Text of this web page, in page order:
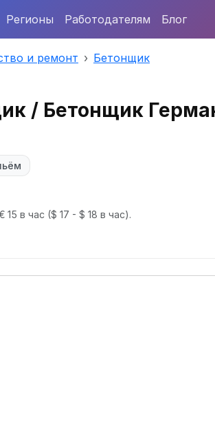
Регионы Работодателям Блог
и ремонт Бетонщик
/ Бетонщик
15 в час ($ 17 - $ 18 в час).